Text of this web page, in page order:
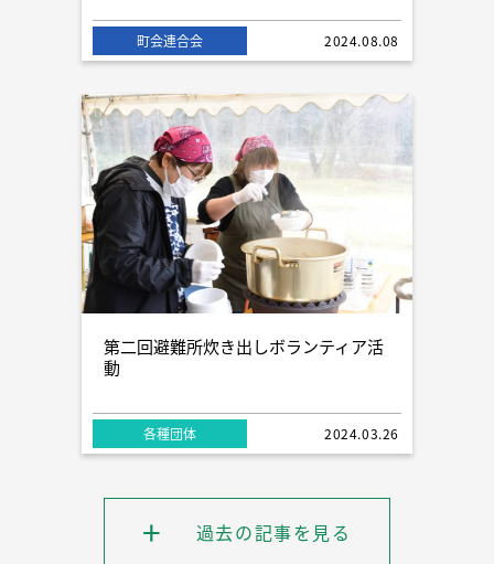
町会連合会 2024.08.08
第二回避難所炊き出しボランティア活
動
各種団体 2024.03.26
過去の記事を見る